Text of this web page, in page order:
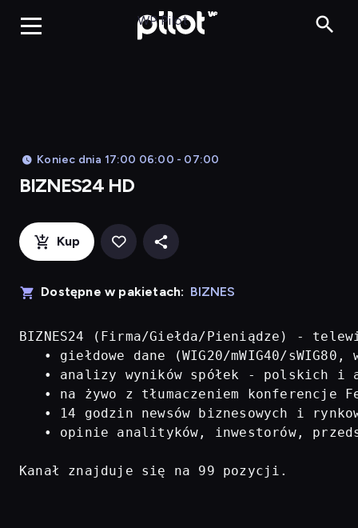
WP Pilot
Koniec dnia 17:00 06:00 - 07:00
BIZNES24 HD
Kup
Dostępne w pakietach: BIZNES
BIZNES24 (Firma/Giełda/Pieniądze) -
• giełdowe dane (WIG20/mWIG40/
• analizy wyników spółek - polskich i
• na żywo z tłumaczeniem konferencje
• 14 godzin newsów biznesowych i
• opinie analityków, inwestorów,
Kanał znajduje się na 99 pozycji.